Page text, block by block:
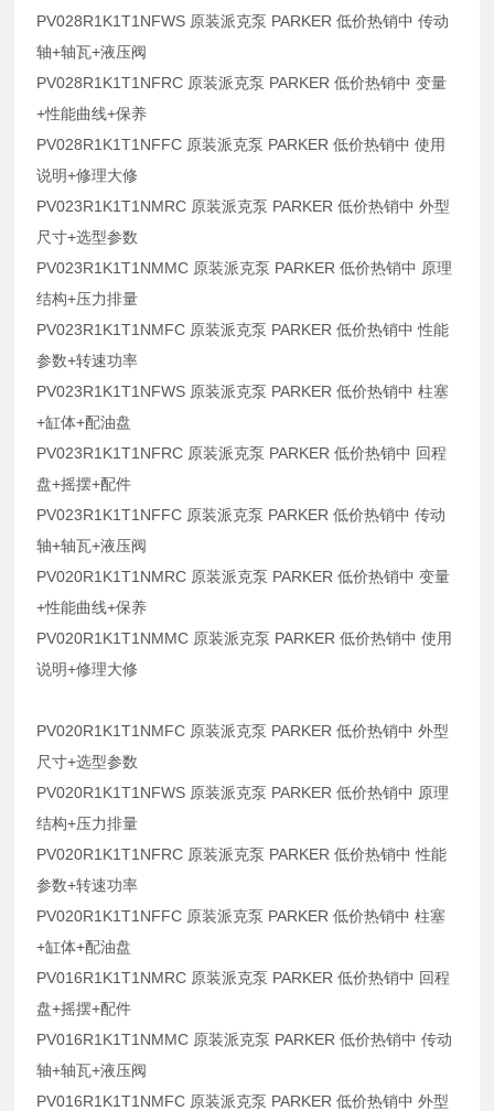
PV028R1K1T1NFWS 原装派克泵 PARKER 低价热销中 传动
轴+轴瓦+液压阀
PV028R1K1T1NFRC 原装派克泵 PARKER 低价热销中 变量
+性能曲线+保养
PV028R1K1T1NFFC 原装派克泵 PARKER 低价热销中 使用
说明+修理大修
PV023R1K1T1NMRC 原装派克泵 PARKER 低价热销中 外型
尺寸+选型参数
PV023R1K1T1NMMC 原装派克泵 PARKER 低价热销中 原理
结构+压力排量
PV023R1K1T1NMFC 原装派克泵 PARKER 低价热销中 性能
参数+转速功率
PV023R1K1T1NFWS 原装派克泵 PARKER 低价热销中 柱塞
+缸体+配油盘
PV023R1K1T1NFRC 原装派克泵 PARKER 低价热销中 回程
盘+摇摆+配件
PV023R1K1T1NFFC 原装派克泵 PARKER 低价热销中 传动
轴+轴瓦+液压阀
PV020R1K1T1NMRC 原装派克泵 PARKER 低价热销中 变量
+性能曲线+保养
PV020R1K1T1NMMC 原装派克泵 PARKER 低价热销中 使用
说明+修理大修
PV020R1K1T1NMFC 原装派克泵 PARKER 低价热销中 外型
尺寸+选型参数
PV020R1K1T1NFWS 原装派克泵 PARKER 低价热销中 原理
结构+压力排量
PV020R1K1T1NFRC 原装派克泵 PARKER 低价热销中 性能
参数+转速功率
PV020R1K1T1NFFC 原装派克泵 PARKER 低价热销中 柱塞
+缸体+配油盘
PV016R1K1T1NMRC 原装派克泵 PARKER 低价热销中 回程
盘+摇摆+配件
PV016R1K1T1NMMC 原装派克泵 PARKER 低价热销中 传动
轴+轴瓦+液压阀
PV016R1K1T1NMFC 原装派克泵 PARKER 低价热销中 外型